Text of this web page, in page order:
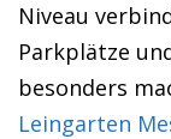
Niveau
Parkplätze
besonders
Leingarten